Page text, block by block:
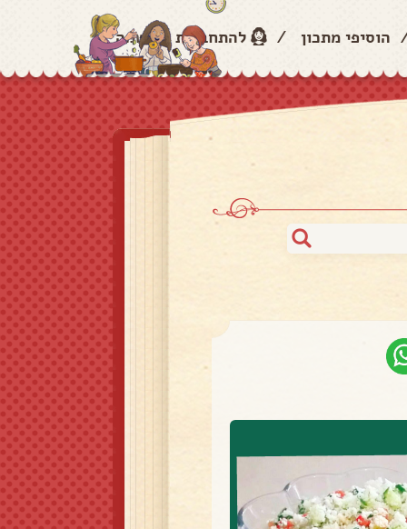
הוסיפי מתכון / להתחברות והרשמה